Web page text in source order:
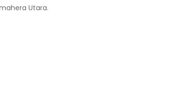
Utara.